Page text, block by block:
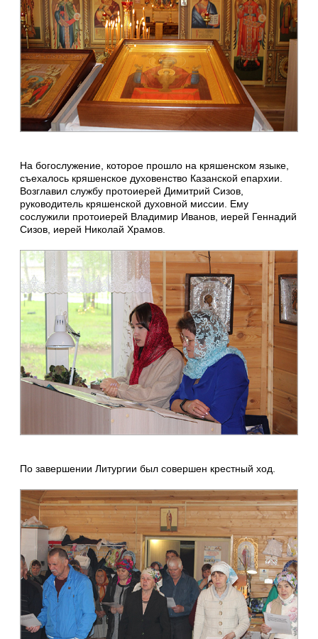
На богослужение, которое прошло на кряшенском языке,
съехалось кряшенское духовенство Казанской епархии.
Возглавил службу протоиерей Димитрий Сизов,
руководитель кряшенской духовной миссии. Ему
сослужили протоиерей Владимир Иванов, иерей Геннадий
Сизов, иерей Николай Храмов.
По завершении Литургии был совершен крестный ход.